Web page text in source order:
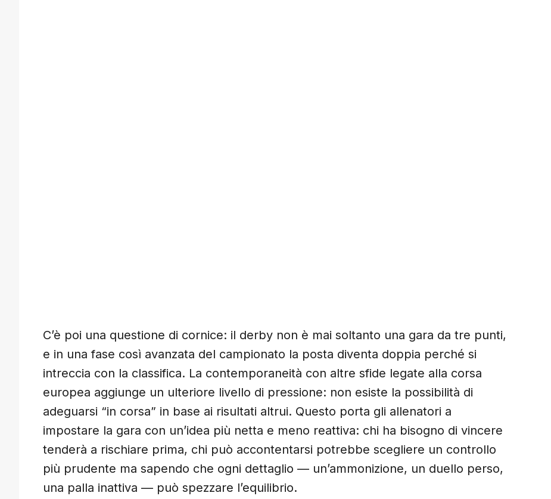
C’è poi una questione di cornice: il derby non è mai soltanto una gara da tre punti,
e in una fase così avanzata del campionato la posta diventa doppia perché si
intreccia con la classifica. La contemporaneità con altre sfide legate alla corsa
europea aggiunge un ulteriore livello di pressione: non esiste la possibilità di
adeguarsi “in corsa” in base ai risultati altrui. Questo porta gli allenatori a
impostare la gara con un’idea più netta e meno reattiva: chi ha bisogno di vincere
tenderà a rischiare prima, chi può accontentarsi potrebbe scegliere un controllo
più prudente ma sapendo che ogni dettaglio — un’ammonizione, un duello perso,
una palla inattiva — può spezzare l’equilibrio.